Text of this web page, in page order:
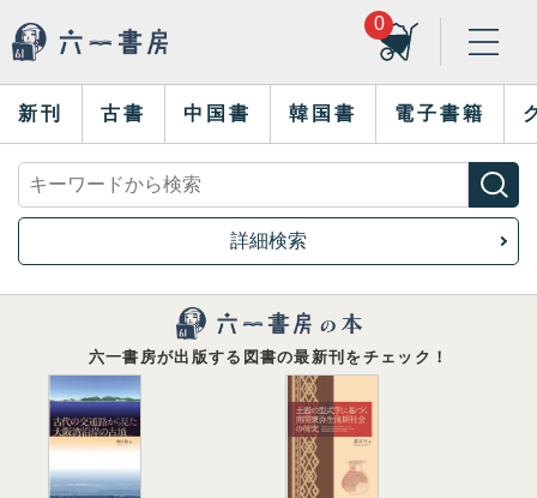
0
新刊 古書 中国書 韓国書 電子書籍
詳細検索
六一書房が出版する図書の最新刊をチェック！